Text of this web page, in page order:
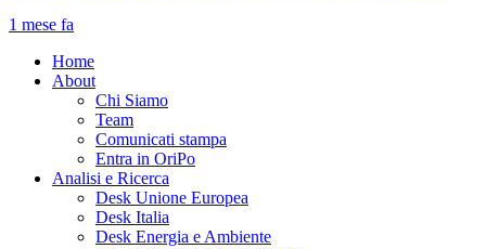
1 mese fa
Home
About
Chi Siamo
Team
Comunicati stampa
Entra in OriPo
Analisi e Ricerca
Desk Unione Europea
Desk Italia
Desk Energia e Ambiente